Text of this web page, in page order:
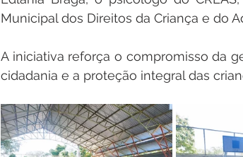
Municipal dos Direitos da Criança e do
A iniciativa reforça o compromisso da
cidadania e a proteção integral das